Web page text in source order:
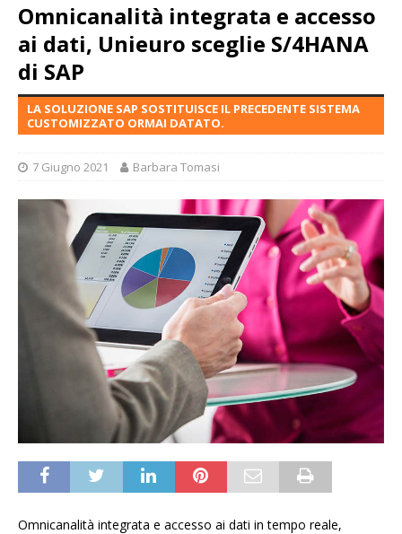
Omnicanalità integrata e accesso
ai dati, Unieuro sceglie S/4HANA
di SAP
LA SOLUZIONE SAP SOSTITUISCE IL PRECEDENTE SISTEMA
CUSTOMIZZATO ORMAI DATATO.
7 Giugno 2021 Barbara Tomasi
Omnicanalità integrata e accesso ai dati in tempo reale,